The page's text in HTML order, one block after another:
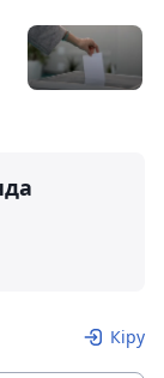
Кіру